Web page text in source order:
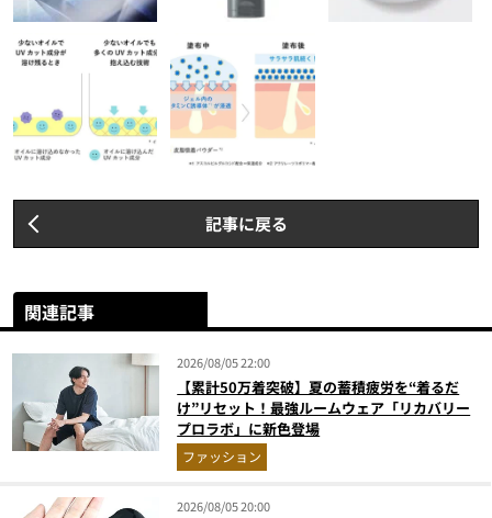
記事に戻る
関連記事
2026/08/05 22:00
【累計50万着突破】夏の蓄積疲労を“着るだ
け”リセット！最強ルームウェア「リカバリー
プロラボ」に新色登場
ファッション
2026/08/05 20:00